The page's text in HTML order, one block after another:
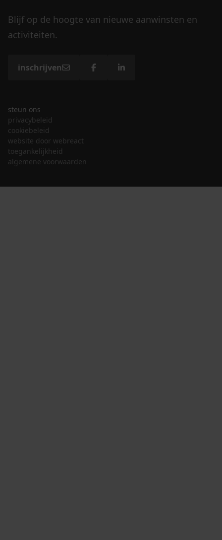
Blijf op de hoogte van nieuwe aanwinsten en
activiteiten.
inschrijven
steun ons
privacybeleid
cookiebeleid
website door webreact
toegankelijkheid
algemene voorwaarden